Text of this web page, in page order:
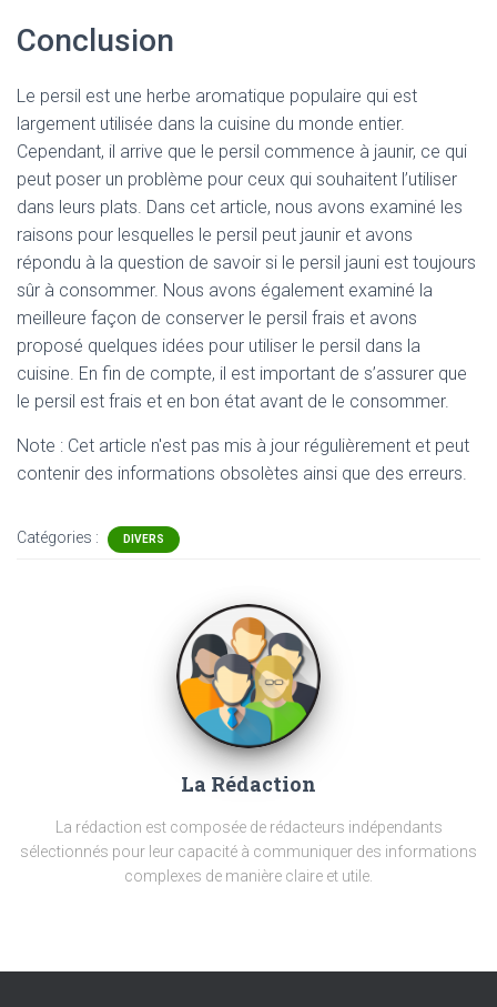
Conclusion
Le persil est une herbe aromatique populaire qui est
largement utilisée dans la cuisine du monde entier.
Cependant, il arrive que le persil commence à jaunir, ce qui
peut poser un problème pour ceux qui souhaitent l’utiliser
dans leurs plats. Dans cet article, nous avons examiné les
raisons pour lesquelles le persil peut jaunir et avons
répondu à la question de savoir si le persil jauni est toujours
sûr à consommer. Nous avons également examiné la
meilleure façon de conserver le persil frais et avons
proposé quelques idées pour utiliser le persil dans la
cuisine. En fin de compte, il est important de s’assurer que
le persil est frais et en bon état avant de le consommer.
Note : Cet article n'est pas mis à jour régulièrement et peut
contenir des informations obsolètes ainsi que des erreurs.
Catégories : DIVERS
La Rédaction
La rédaction est composée de rédacteurs indépendants
sélectionnés pour leur capacité à communiquer des informations
complexes de manière claire et utile.